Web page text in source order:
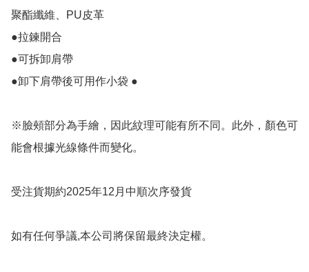
聚酯纖維、PU皮革
●拉鍊開合
●可拆卸肩帶
●卸下肩帶後可用作小袋 ●
※臉頰部分為手繪，因此紋理可能有所不同。此外，顏色可
能會根據光線條件而變化。
受注貨期約2025年12月中順次序發貨
如有任何爭議,本公司將保留最終決定權。